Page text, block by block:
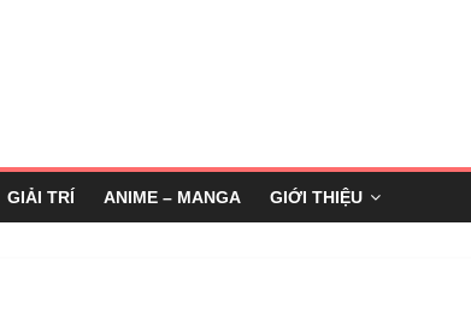
GIẢI TRÍ ANIME – MANGA GIỚI THIỆU